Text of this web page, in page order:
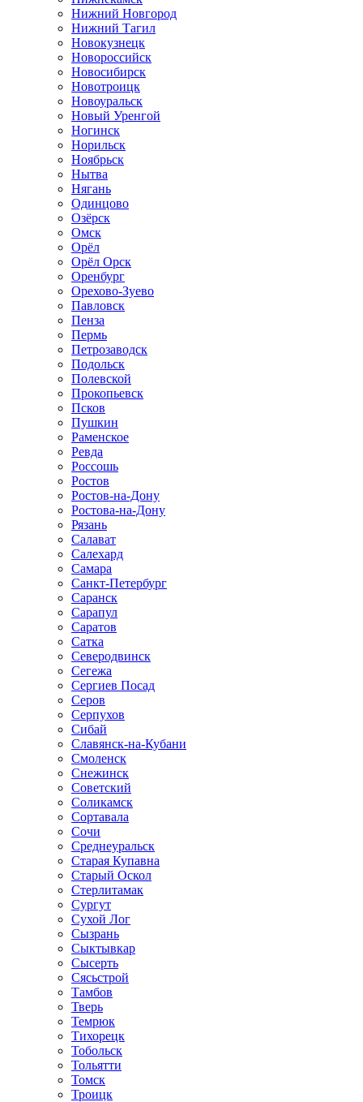
Нижний Новгород
Нижний Тагил
Новокузнецк
Новороссийск
Новосибирск
Новотроицк
Новоуральск
Новый Уренгой
Ногинск
Норильск
Ноябрьск
Нытва
Нягань
Одинцово
Озёрск
Омск
Орёл
Орёл Орск
Оренбург
Орехово-Зуево
Павловск
Пенза
Пермь
Петрозаводск
Подольск
Полевской
Прокопьевск
Псков
Пушкин
Раменское
Ревда
Россошь
Ростов
Ростов-на-Дону
Ростова-на-Дону
Рязань
Салават
Салехард
Самара
Санкт-Петербург
Саранск
Сарапул
Саратов
Сатка
Северодвинск
Сегежа
Сергиев Посад
Серов
Серпухов
Сибай
Славянск-на-Кубани
Смоленск
Снежинск
Советский
Соликамск
Сортавала
Сочи
Среднеуральск
Старая Купавна
Старый Оскол
Стерлитамак
Сургут
Сухой Лог
Сызрань
Сыктывкар
Сысерть
Сясьстрой
Тамбов
Тверь
Темрюк
Тихорецк
Тобольск
Тольятти
Томск
Троицк